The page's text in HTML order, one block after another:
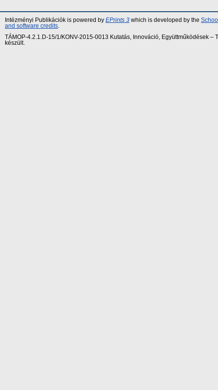
Intézményi Publikációk is powered by EPrints 3 which is developed by the
and software credits
TÁMOP-4.2.1.D-15/1/KONV-2015-0013 Kutatás, Innováció, Együttműködések
készült.